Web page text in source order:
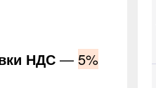
НДС — 5%